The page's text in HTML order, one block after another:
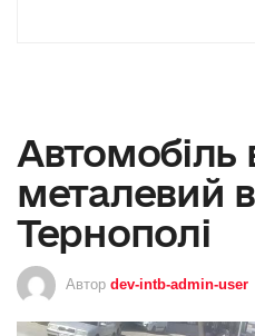
Автомобіль
металевий
Тернополі
Автор dev-intb-admin-user